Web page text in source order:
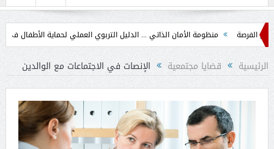
منظومة الأمان الذاتي ... الدليل التربوي العملي لحماية الأطفال في مرحلة
الرئيسية قضايا مجتمعية الإنصات في الاجتماعات مع الوالدين